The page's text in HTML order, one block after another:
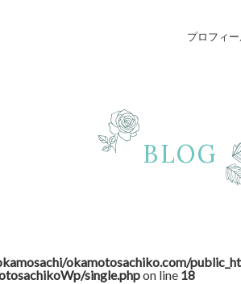
プロフィ
BLOG
okamotosachiko.com/
single.phpon line 18